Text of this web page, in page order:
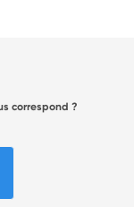
correspond ?